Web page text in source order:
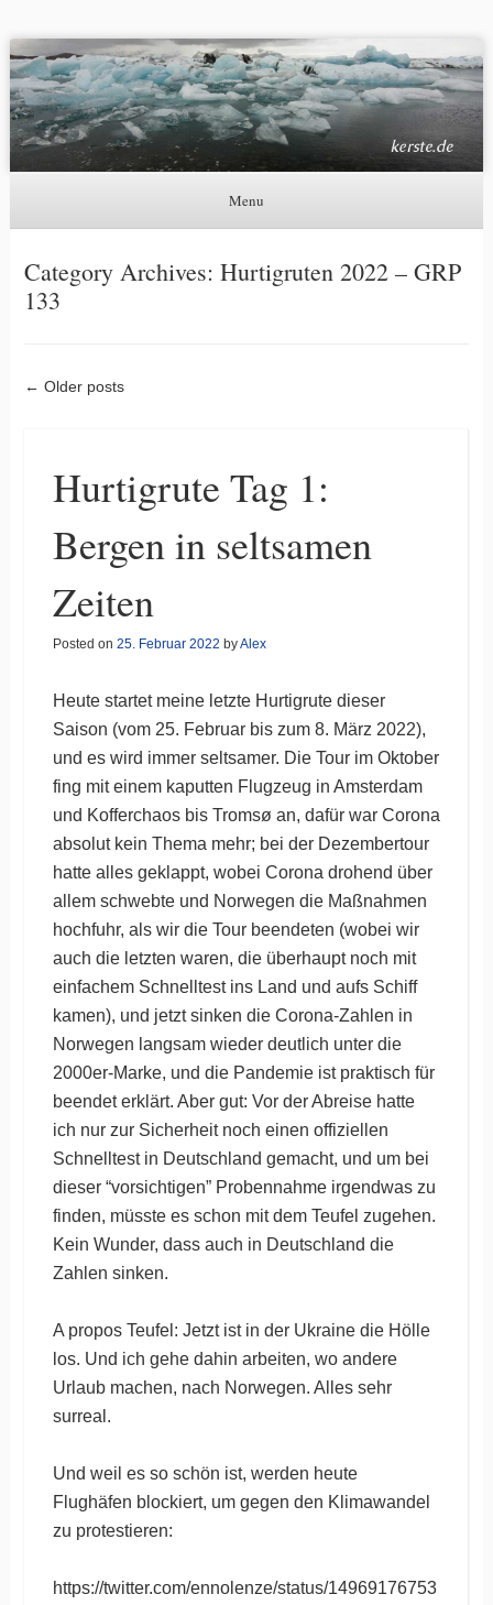
Kerste.de
Astronomie, Nordlichter und mehr
Menu
Category Archives: Hurtigruten 2022 – GRP
133
Post navigation
← Older posts
Hurtigrute Tag 1:
Bergen in seltsamen
Zeiten
Posted on 25. Februar 2022 byAlex
Heute startet meine letzte Hurtigrute dieser
Saison (vom 25. Februar bis zum 8. März 2022),
und es wird immer seltsamer. Die Tour im Oktober
fing mit einem kaputten Flugzeug in Amsterdam
und Kofferchaos bis Tromsø an, dafür war Corona
absolut kein Thema mehr; bei der Dezembertour
hatte alles geklappt, wobei Corona drohend über
allem schwebte und Norwegen die Maßnahmen
hochfuhr, als wir die Tour beendeten (wobei wir
auch die letzten waren, die überhaupt noch mit
einfachem Schnelltest ins Land und aufs Schiff
kamen), und jetzt sinken die Corona-Zahlen in
Norwegen langsam wieder deutlich unter die
2000er-Marke, und die Pandemie ist praktisch für
beendet erklärt. Aber gut: Vor der Abreise hatte
ich nur zur Sicherheit noch einen offiziellen
Schnelltest in Deutschland gemacht, und um bei
dieser “vorsichtigen” Probennahme irgendwas zu
finden, müsste es schon mit dem Teufel zugehen.
Kein Wunder, dass auch in Deutschland die
Zahlen sinken.
A propos Teufel: Jetzt ist in der Ukraine die Hölle
los. Und ich gehe dahin arbeiten, wo andere
Urlaub machen, nach Norwegen. Alles sehr
surreal.
Und weil es so schön ist, werden heute
Flughäfen blockiert, um gegen den Klimawandel
zu protestieren:
https://twitter.com/ennolenze/status/14969176753